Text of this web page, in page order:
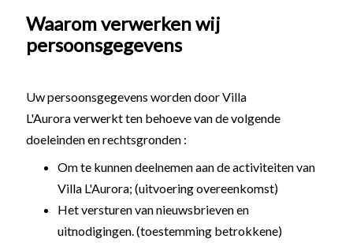
Waarom verwerken wij
persoonsgegevens
Uw persoonsgegevens worden door Villa
L'Aurora verwerkt ten behoeve van de volgende
doeleinden en rechtsgronden :
Om te kunnen deelnemen aan de activiteiten van
Villa L'Aurora; (uitvoering overeenkomst)
Het versturen van nieuwsbrieven en
uitnodigingen. (toestemming betrokkene)